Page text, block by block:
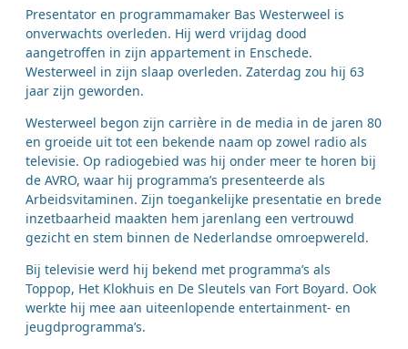
Presentator en programmamaker Bas Westerweel is
onverwachts overleden. Hij werd vrijdag dood
aangetroffen in zijn appartement in Enschede.
Westerweel in zijn slaap overleden. Zaterdag zou hij 63
jaar zijn geworden.
Westerweel begon zijn carrière in de media in de jaren 80
en groeide uit tot een bekende naam op zowel radio als
televisie. Op radiogebied was hij onder meer te horen bij
de AVRO, waar hij programma’s presenteerde als
Arbeidsvitaminen. Zijn toegankelijke presentatie en brede
inzetbaarheid maakten hem jarenlang een vertrouwd
gezicht en stem binnen de Nederlandse omroepwereld.
Bij televisie werd hij bekend met programma’s als
Toppop, Het Klokhuis en De Sleutels van Fort Boyard. Ook
werkte hij mee aan uiteenlopende entertainment- en
jeugdprogramma’s.